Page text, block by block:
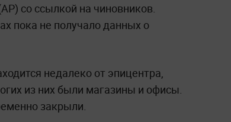
со ссылкой на чиновников.
пока не получало данных о
недалеко от эпицентра,
из них были магазины и офисы.
закрыли.